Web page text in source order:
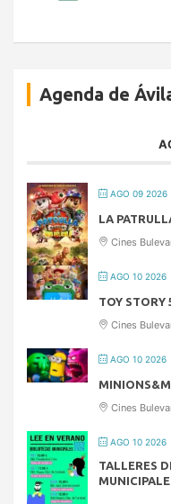
Agenda de
AGO 09 2026
LA
Cines
AGO 10 2026
TOY STORY
Cines
AGO 10 2026
Cines
AGO 10 2026
TALLERES